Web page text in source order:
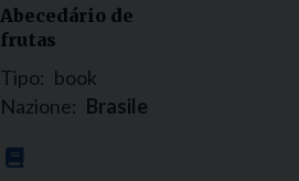
Abecedário de
frutas
Tipo: book
Nazione: Brasile